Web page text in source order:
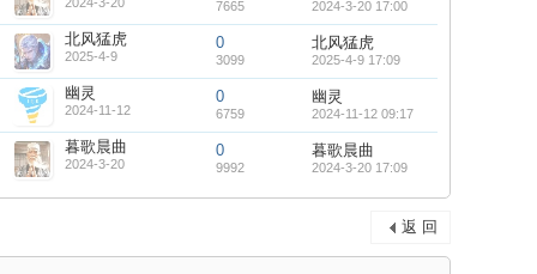
7665 2024-3-20 17:00
北风猛虎
2025-4-9
0
3099
北风猛虎
2025-4-9 17:09
幽灵
2024-11-12
0
6759
幽灵
2024-11-12 09:17
暮歌晨曲
2024-3-20
0
9992
暮歌晨曲
2024-3-20 17:09
返 回